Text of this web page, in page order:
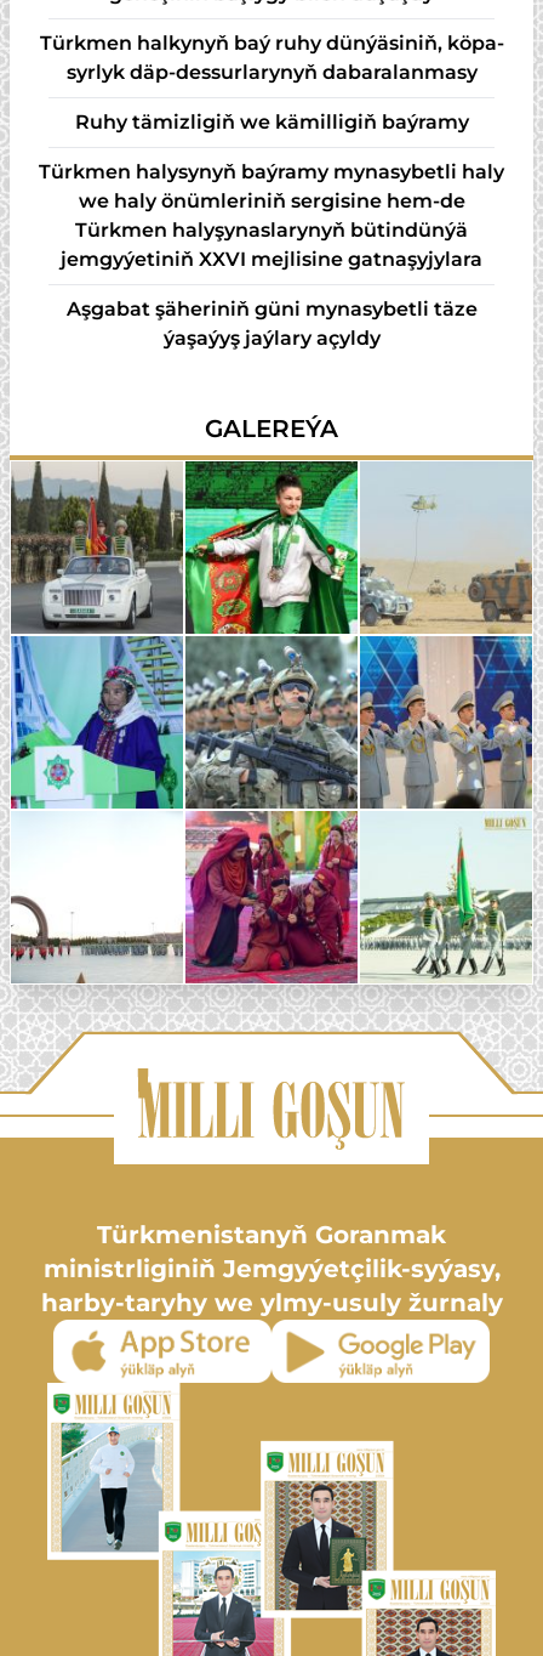
Türk­men hal­ky­nyň baý ru­hy dün­ýä­si­niň, kö­pa­
syr­lyk däp-des­sur­la­ry­nyň da­ba­ra­lan­ma­sy
Ruhy tämizligiň we kämilligiň baýramy
Türkmen halysynyň baýramy mynasybetli haly
we haly önümleriniň sergisine hem-de
Türkmen halyşynaslarynyň bütindünýä
jemgyýetiniň XXVI mejlisine gatnaşyjylara
Aşgabat şäheriniň güni mynasybetli täze
ýaşaýyş jaýlary açyldy
GALEREÝA
Türkmenistanyň Goranmak
ministrliginiň Jemgyýetçilik-syýasy,
harby-taryhy we ylmy-usuly žurnaly